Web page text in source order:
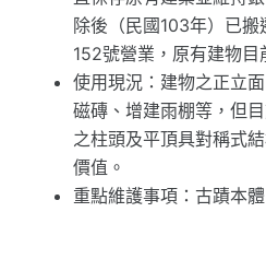
除後（民國103年）已
152號營業，原有建物目
使用現況：建物之正立
磁磚、增建雨棚等，但
之柱頭及平頂具對稱式
價值。
重點維護事項：古蹟本體